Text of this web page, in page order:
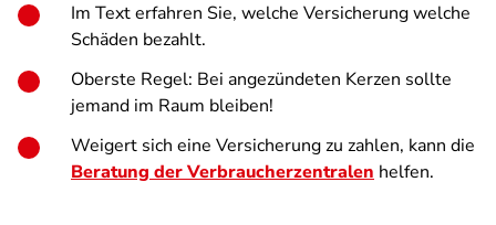
Im Text erfahren Sie, welche Versicherung welche
Schäden bezahlt.
Oberste Regel: Bei angezündeten Kerzen sollte
jemand im Raum bleiben!
Weigert sich eine Versicherung zu zahlen, kann die
Beratung der Verbraucherzentralen helfen.